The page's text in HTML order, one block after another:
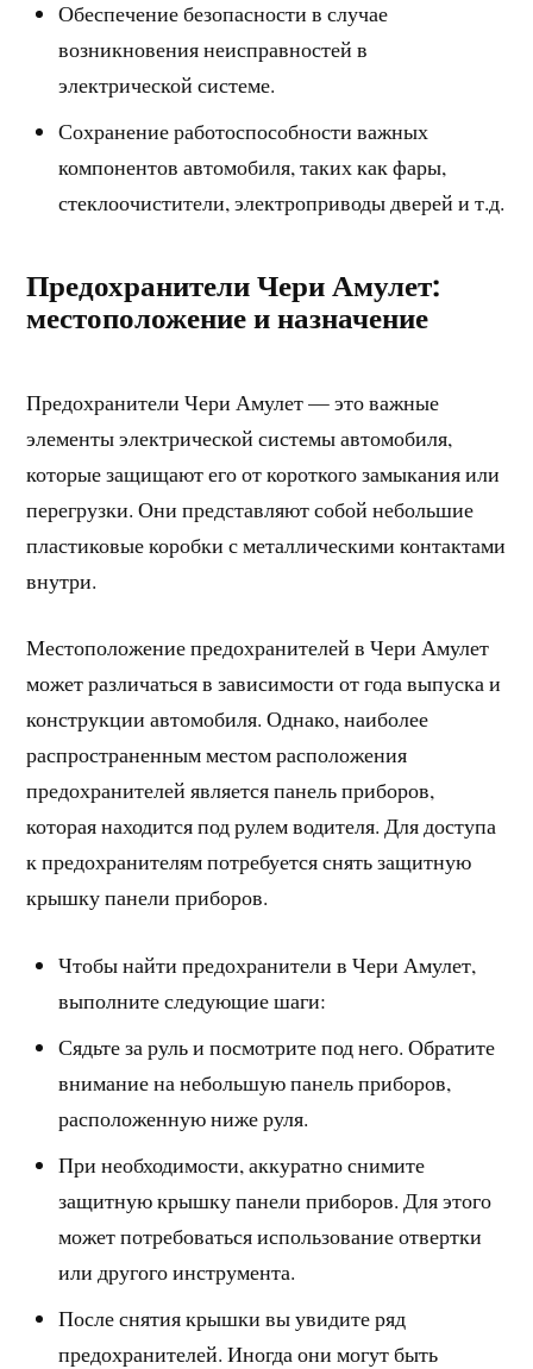
Обеспечение безопасности в случае
возникновения неисправностей в
электрической системе.
Сохранение работоспособности важных
компонентов автомобиля, таких как фары,
стеклоочистители, электроприводы дверей и т.д.
Предохранители Чери Амулет:
местоположение и назначение
Предохранители Чери Амулет — это важные
элементы электрической системы автомобиля,
которые защищают его от короткого замыкания или
перегрузки. Они представляют собой небольшие
пластиковые коробки с металлическими контактами
внутри.
Местоположение предохранителей в Чери Амулет
может различаться в зависимости от года выпуска и
конструкции автомобиля. Однако, наиболее
распространенным местом расположения
предохранителей является панель приборов,
которая находится под рулем водителя. Для доступа
к предохранителям потребуется снять защитную
крышку панели приборов.
Чтобы найти предохранители в Чери Амулет,
выполните следующие шаги:
Сядьте за руль и посмотрите под него. Обратите
внимание на небольшую панель приборов,
расположенную ниже руля.
При необходимости, аккуратно снимите
защитную крышку панели приборов. Для этого
может потребоваться использование отвертки
или другого инструмента.
После снятия крышки вы увидите ряд
предохранителей. Иногда они могут быть